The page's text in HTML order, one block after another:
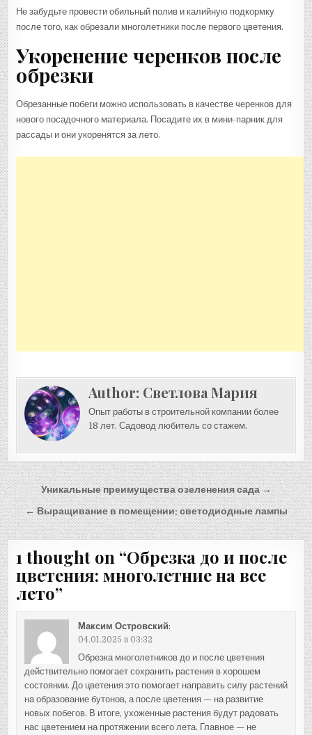
Не забудьте провести обильный полив и калийную подкормку
после того, как обрезали многолетники после первого цветения.
Укоренение черенков после
обрезки
Обрезанные побеги можно использовать в качестве черенков для
нового посадочного материала. Посадите их в мини-парник для
рассады и они укоренятся за лето.
Author: Светлова Мария
Опыт работы в строительной компании более
18 лет. Садовод любитель со стажем.
Навигация
по
записям
Уникальные преимущества озеленения сада →
← Выращивание в помещении: светодиодные лампы
1 thought on “Обрезка до и после
цветения: многолетние на все
лето”
Максим Островский:
04.01.2025 в 03:32
Обрезка многолетников до и после цветения
действительно помогает сохранить растения в хорошем
состоянии. До цветения это помогает направить силу растений
на образование бутонов, а после цветения — на развитие
новых побегов. В итоге, ухоженные растения будут радовать
нас цветением на протяжении всего лета. Главное — не